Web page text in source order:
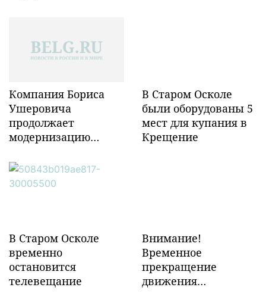
Компания Бориса
Ушеровича
продолжает
модернизацию
инфраструктуры в
Забайкалье
В Старом Осколе
были оборудованы 5
мест для купания в
Крещение
В Старом Осколе
временно
остановится
телевещание
Внимание!
Временное
прекращение
движения